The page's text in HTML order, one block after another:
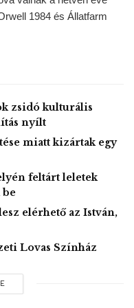
18, 2020
látható, ahol a mű
Brandt hozzátette: a
valódi” – mondta a
a tolvajok ezekkel a
Holland
paplak kertjét ábrázoló
forintot) is
főleg modernista,
expresszionista és
kiállítást rendeztek
Rijksmuseummal
1984 és Állatfarm
zsidó kulturális
nyílt
miatt kizártak egy
feltárt leletek
be
elérhető az István,
Lovas Színház